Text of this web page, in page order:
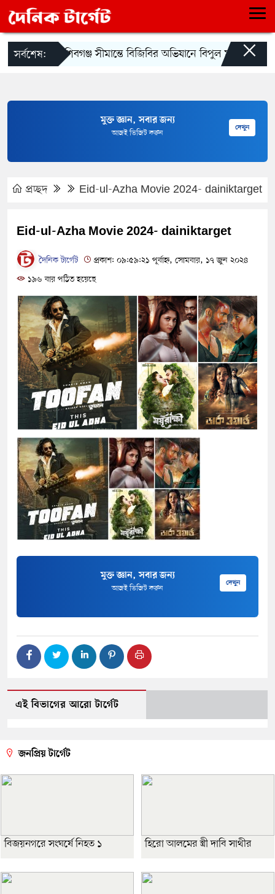
সর্বশেষ: শিবগঞ্জ সীমান্তে বিজিবির অভিযানে বিপুল মাদক জব্দ
×
মুক্ত জ্ঞান, সবার জন্য
আজই ভিজিট করুন
দেখুন
প্রচ্ছদ Eid-ul-Azha Movie 2024- dainiktarget
Eid-ul-Azha Movie 2024- dainiktarget
দৈনিক টার্গেট
প্রকাশ: ০৯:৫৯:২১ পূর্বাহ্ন, সোমবার, ১৭ জুন ২০২৪
১৯৬ বার পঠিত হয়েছে
মুক্ত জ্ঞান, সবার জন্য
আজই ভিজিট করুন
দেখুন
এই বিভাগের আরো টার্গেট
জনপ্রিয় টার্গেট
বিজয়নগরে সংঘর্ষে নিহত ১ হিরো আলমের স্ত্রী দাবি সাথীর